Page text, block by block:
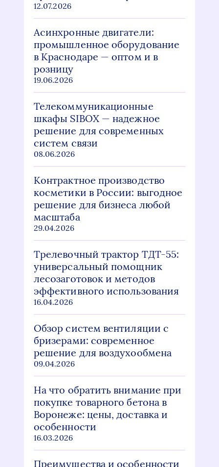
12.07.2026
Асинхронные двигатели:
промышленное оборудование
в Краснодаре — оптом и в
розницу
19.06.2026
Телекоммуникационные
шкафы SIBOX — надежное
решение для современных
систем связи
08.06.2026
Контрактное производство
косметики в России: выгодное
решение для бизнеса любой
масштаба
29.04.2026
Трелевочный трактор ТДТ-55:
универсальный помощник
лесозаготовок и методов
эффективного использования
16.04.2026
Обзор систем вентиляции с
бризерами: современное
решение для воздухообмена
09.04.2026
На что обратить внимание при
покупке товарного бетона в
Воронеже: цены, доставка и
особенности
16.03.2026
Преимущества и особенности